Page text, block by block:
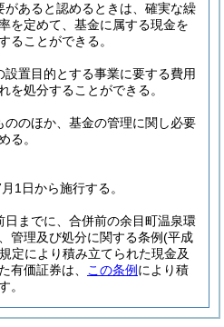
があると認めるときは、確実な繰
を定めて、基金に属する現金を
ることができる。
置目的とする事業に要する費用
を処分することができる。
ののほか、基金の管理に関し必要
る。
1日から施行する。
日までに、合併前の余目町温泉環
管理及び処分に関する条例(平成
定により積み立てられた現金及
有価証券は、
この条例 により積
。